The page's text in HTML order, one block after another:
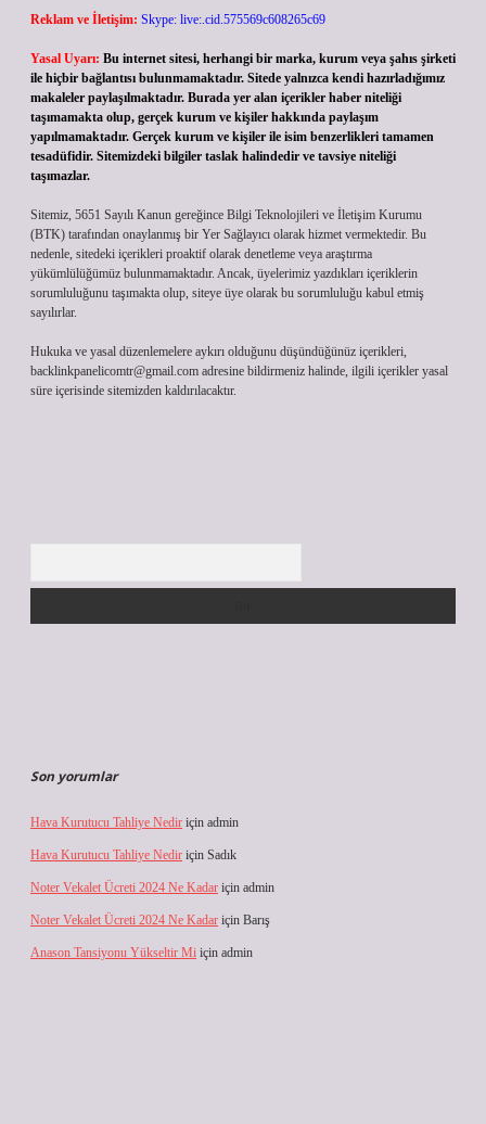
Reklam ve İletişim: Skype: live:.cid.575569c608265c69
Yasal Uyarı: Bu internet sitesi, herhangi bir marka, kurum veya şahıs şirketi
ile hiçbir bağlantısı bulunmamaktadır. Sitede yalnızca kendi hazırladığımız
makaleler paylaşılmaktadır. Burada yer alan içerikler haber niteliği
taşımamakta olup, gerçek kurum ve kişiler hakkında paylaşım
yapılmamaktadır. Gerçek kurum ve kişiler ile isim benzerlikleri tamamen
tesadüfidir. Sitemizdeki bilgiler taslak halindedir ve tavsiye niteliği
taşımazlar.
Sitemiz, 5651 Sayılı Kanun gereğince Bilgi Teknolojileri ve İletişim Kurumu
(BTK) tarafından onaylanmış bir Yer Sağlayıcı olarak hizmet vermektedir. Bu
nedenle, sitedeki içerikleri proaktif olarak denetleme veya araştırma
yükümlülüğümüz bulunmamaktadır. Ancak, üyelerimiz yazdıkları içeriklerin
sorumluluğunu taşımakta olup, siteye üye olarak bu sorumluluğu kabul etmiş
sayılırlar.
Hukuka ve yasal düzenlemelere aykırı olduğunu düşündüğünüz içerikleri,
backlinkpanelicomtr@gmail.com adresine bildirmeniz halinde, ilgili içerikler yasal
süre içerisinde sitemizden kaldırılacaktır.
Son yorumlar
Hava Kurutucu Tahliye Nedir için admin
Hava Kurutucu Tahliye Nedir için Sadık
Noter Vekalet Ücreti 2024 Ne Kadar için admin
Noter Vekalet Ücreti 2024 Ne Kadar için Barış
Anason Tansiyonu Yükseltir Mi için admin